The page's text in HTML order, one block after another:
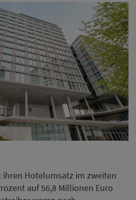
ihren Hotelumsatz im zweiten
auf 56,8 Millionen Euro